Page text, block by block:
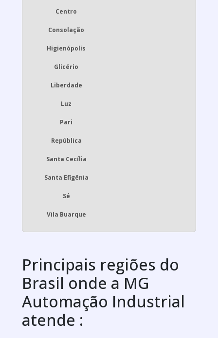
Centro
Consolação
Higienópolis
Glicério
Liberdade
Luz
Pari
República
Santa Cecília
Santa Efigênia
Sé
Vila Buarque
Principais regiões do
Brasil onde a MG
Automação Industrial
atende :